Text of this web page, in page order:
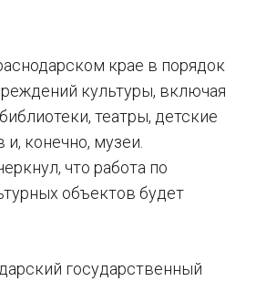
крае в порядок
культуры, включая
театры, детские
конечно, музеи.
что работа по
объектов будет
государственный